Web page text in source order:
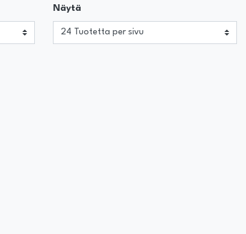
Näytä